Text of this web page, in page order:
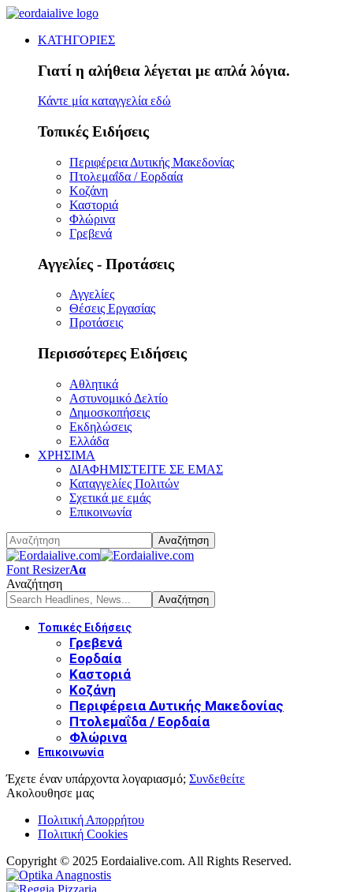
ΚΑΤΗΓΟΡΙΕΣ
Γιατί η αλήθεια λέγεται με απλά λόγια.
Κάντε μία καταγγελία εδώ
Τοπικές Ειδήσεις
Περιφέρεια Δυτικής Μακεδονίας
Πτολεμαΐδα / Εορδαία
Κοζάνη
Καστοριά
Φλώρινα
Γρεβενά
Αγγελίες - Προτάσεις
Αγγελίες
Θέσεις Εργασίας
Προτάσεις
Περισσότερες Ειδήσεις
Αθλητικά
Αστυνομικό Δελτίο
Δημοσκοπήσεις
Εκδηλώσεις
Ελλάδα
ΧΡΗΣΙΜΑ
ΔΙΑΦΗΜΙΣΤΕΙΤΕ ΣΕ ΕΜΑΣ
Καταγγελίες Πολιτών
Σχετικά με εμάς
Επικοινωνία
Font ResizerΑα
Αναζήτηση
Τοπικές Ειδήσεις
Γρεβενά
Εορδαία
Καστοριά
Κοζάνη
Περιφέρεια Δυτικής Μακεδονίας
Πτολεμαΐδα / Εορδαία
Φλώρινα
Επικοινωνία
Έχετε έναν υπάρχοντα λογαριασμό; Συνδεθείτε
Ακολουθησε μας
Πολιτική Απορρήτου
Πολιτική Cookies
Copyright © 2025 Eordaialive.com. All Rights Reserved.